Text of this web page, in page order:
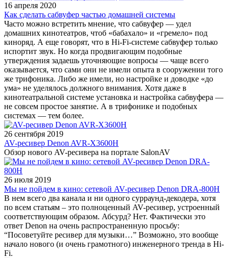
16 апреля 2020
Как сделать сабвуфер частью домашней системы
Часто можно встретить мнение, что сабвуфер — удел
домашних кинотеатров, чтоб «бабахало» и «гремело» под
киноряд. А еще говорят, что в Hi-Fi-системе сабвуфер только
испортит звук. Но когда продвигающим подобные
утверждения задаешь уточняющие вопросы — чаще всего
оказывается, что сами они не имели опыта в сооружении того
же трифоника. Либо же имели, но настройке и доводке «до
ума» не уделялось должного внимания. Хотя даже в
кинотеатральной системе установка и настройка сабвуфера —
не совсем простое занятие. А в трифонике и подобных
системах — тем более.
26 сентября 2019
AV-ресивер Denon AVR-X3600H
Обзор нового AV-ресивера на портале SalonAV
26 июля 2019
Мы не пойдем в кино: сетевой AV-ресивер Denon DRA-800H
В нем всего два канала и ни одного сурраунд-декодера, хотя
по всем статьям – это полноценный AV-ресивер, устроенный
соответствующим образом. Абсурд? Нет. Фактически это
ответ Denon на очень распространенную просьбу:
“Посоветуйте ресивер для музыки…” Возможно, это вообще
начало нового (и очень грамотного) инженерного тренда в Hi-
Fi.